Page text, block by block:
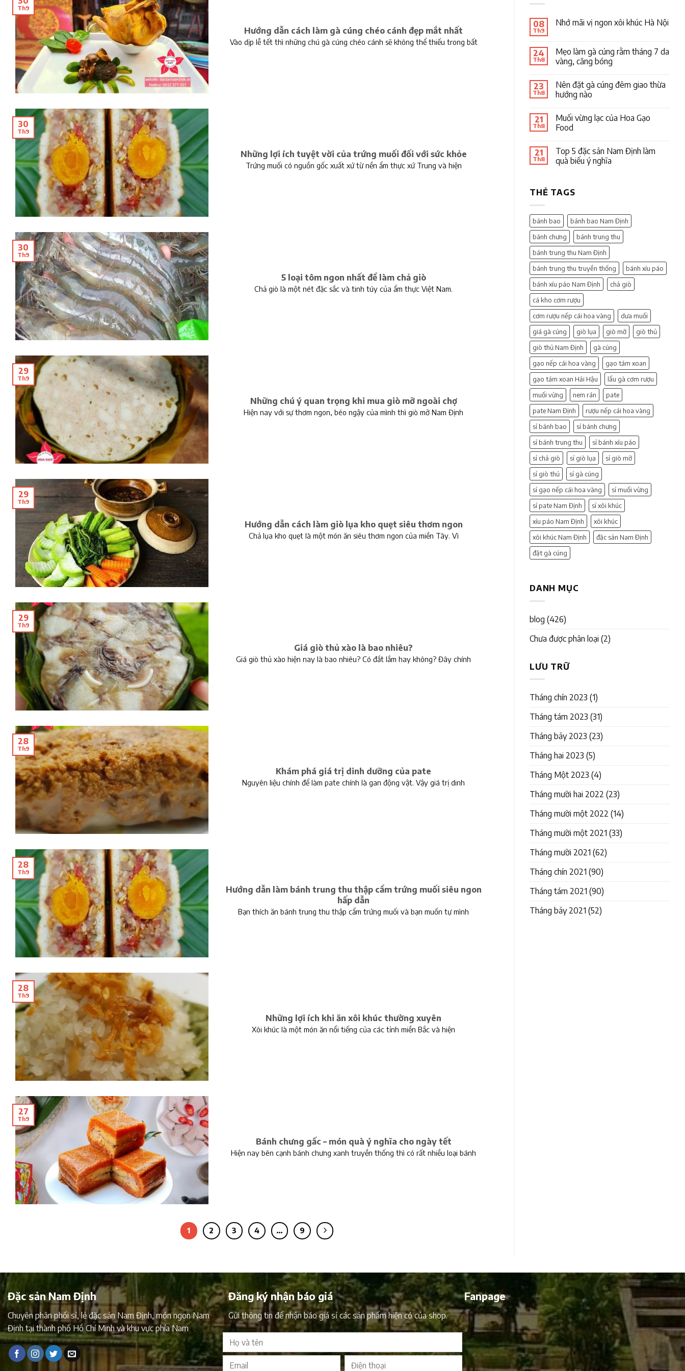
Hướng dẫn cách làm gà cúng chéo cánh đẹp mắt nhất
Vào dịp lễ tết thì những chú gà cúng chéo cánh sẽ không thể thiếu trong bất
Th9
Những lợi ích tuyệt vời của trứng muối đối với sức khỏe
Trứng muối có nguồn gốc xuất xứ từ nền ẩm thực xứ Trung và hiện
30
Th9
5 loại tôm ngon nhất để làm chả giò
Chả giò là một nét đặc sắc và tinh túy của ẩm thực Việt Nam.
30
Th9
Những chú ý quan trọng khi mua giò mỡ ngoài chợ
Hiện nay với sự thơm ngon, béo ngậy của mình thì giò mỡ Nam Định
29
Th9
Hướng dẫn cách làm giò lụa kho quẹt siêu thơm ngon
Chả lụa kho quẹt là một món ăn siêu thơm ngon của miền Tây. Vì
29
Th9
Giá giò thủ xào là bao nhiêu?
Giá giò thủ xào hiện nay là bao nhiêu? Có đắt lắm hay không? Đây chính
29
Th9
Khám phá giá trị dinh dưỡng của pate
Nguyên liệu chính để làm pate chính là gan động vật. Vậy giá trị dinh
28
Th9
Hướng dẫn làm bánh trung thu thập cẩm trứng muối siêu ngon
hấp dẫn
Bạn thích ăn bánh trung thu thập cẩm trứng muối và bạn muốn tự mình
28
Th9
Những lợi ích khi ăn xôi khúc thường xuyên
Xôi khúc là một món ăn nổi tiếng của các tỉnh miền Bắc và hiện
28
Th9
Bánh chưng gấc – món quà ý nghĩa cho ngày tết
Hiện nay bên cạnh bánh chưng xanh truyền thống thì có rất nhiều loại bánh
27
Th9
1 2 3 4 … 9
08
Th9
Nhớ mãi vị ngon xôi khúc Hà Nội
24
Th8
Mẹo làm gà cúng rằm tháng 7 da
vàng, căng bóng
23
Th8
Nên đặt gà cúng đêm giao thừa
hướng nào
21
Th8
Muối vừng lạc của Hoa Gạo
Food
21
Th8
Top 5 đặc sản Nam Định làm
quà biếu ý nghĩa
THẺ TAGS
bánh bao
bánh bao Nam Định
bánh chưng
bánh trung thu
bánh trung thu Nam Định
bánh trung thu truyền thống
bánh xíu páo
bánh xíu páo Nam Định
chả giò
cá kho cơm rượu
cơm rượu nếp cái hoa vàng
dưa muối
giá gà cúng
giò lụa giò mỡ
giò thủ
giò thủ Nam Định
gà cúng
gạo nếp cái hoa vàng
gạo tám xoan
gạo tám xoan Hải Hậu
lẩu gà cơm rượu
muối vừng
nem rán
pate
pate Nam Định
rượu nếp cái hoa vàng
sỉ bánh bao
sỉ bánh chưng
sỉ bánh trung thu
sỉ bánh xíu páo
sỉ chả giò
sỉ giò lụa
sỉ giò mỡ
sỉ giò thủ
sỉ gà cúng
sỉ gạo nếp cái hoa vàng
sỉ muối vừng
sỉ pate Nam Định
sỉ xôi khúc
xíu páo Nam Định
xôi khúc
xôi khúc Nam Định
đặc sản Nam Định
đặt gà cúng
DANH MỤC
blog (426)
Chưa được phân loại (2)
LƯU TRỮ
Tháng chín 2023 (1)
Tháng tám 2023 (31)
Tháng bảy 2023 (23)
Tháng hai 2023 (5)
Tháng Một 2023 (4)
Tháng mười hai 2022 (23)
Tháng mười một 2022 (14)
Tháng mười một 2021 (33)
Tháng mười 2021 (62)
Tháng chín 2021 (90)
Tháng tám 2021 (90)
Tháng bảy 2021 (52)
Đặc sản Nam Định
Chuyên phân phối sỉ, lẻ đặc sản Nam Định, món ngon Nam
Định tại thành phố Hồ Chí Minh và khu vực phía Nam
Đăng ký nhận báo giá
Gửi thông tin để nhận báo giá sỉ các sản phẩm hiện có của shop.
Fanpage